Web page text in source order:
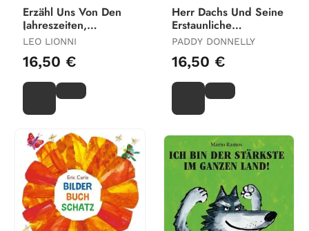
Erzähl Uns Von Den
Jahreszeiten,
Frederick
LEO LIONNI
16,50 €
Herr Dachs Und Seine
Erstaunliche
Buchhandlung
PADDY DONNELLY
16,50 €